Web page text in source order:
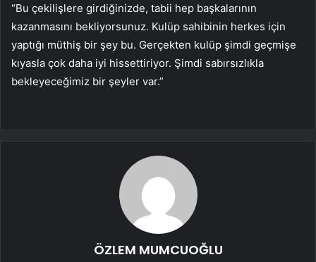
“Bu çekilişlere girdiğinizde, tabii hep başkalarının
kazanmasını bekliyorsunuz. Kulüp sahibinin herkes için
yaptığı müthiş bir şey bu. Gerçekten kulüp şimdi geçmişe
kıyasla çok daha iyi hissettiriyor. Şimdi sabırsızlıkla
bekleyeceğimiz bir şeyler var.”
ÖZLEM MUMCUOĞLU